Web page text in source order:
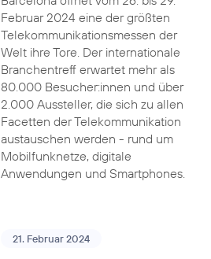
Februar 2024 eine der größten
Telekommunikationsmessen der
Welt ihre Tore. Der internationale
Branchentreff erwartet mehr als
80.000 Besucher:innen und über
2.000 Aussteller, die sich zu allen
Facetten der Telekommunikation
austauschen werden - rund um
Mobilfunknetze, digitale
Anwendungen und Smartphones.
21. Februar 2024